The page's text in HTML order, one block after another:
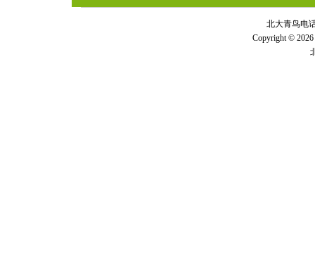
北大青鸟电
Copyright © 2026